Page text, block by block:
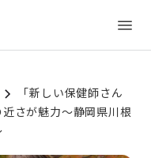
「新しい保健師さん
さが魅力～静岡県川根